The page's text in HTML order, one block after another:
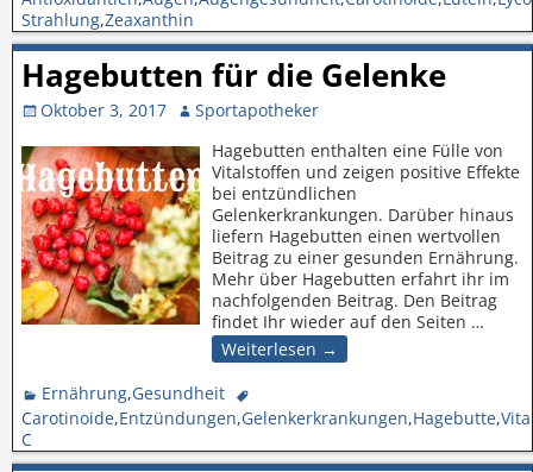
Strahlung,Zeaxanthin
Hagebutten für die Gelenke
Oktober 3, 2017
Sportapotheker
Hagebutten enthalten eine Fülle von
Vitalstoffen und zeigen positive Effekte
bei entzündlichen
Gelenkerkrankungen. Darüber hinaus
liefern Hagebutten einen wertvollen
Beitrag zu einer gesunden Ernährung.
Mehr über Hagebutten erfahrt ihr im
nachfolgenden Beitrag. Den Beitrag
findet Ihr wieder auf den Seiten …
Weiterlesen →
Ernährung,Gesundheit
Carotinoide,Entzündungen,Gelenkerkrankungen,Hagebutte,
C